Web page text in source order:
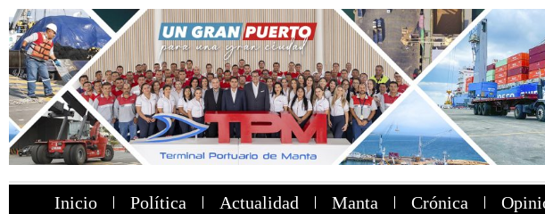
Inicio Política Actualidad Manta Crónica